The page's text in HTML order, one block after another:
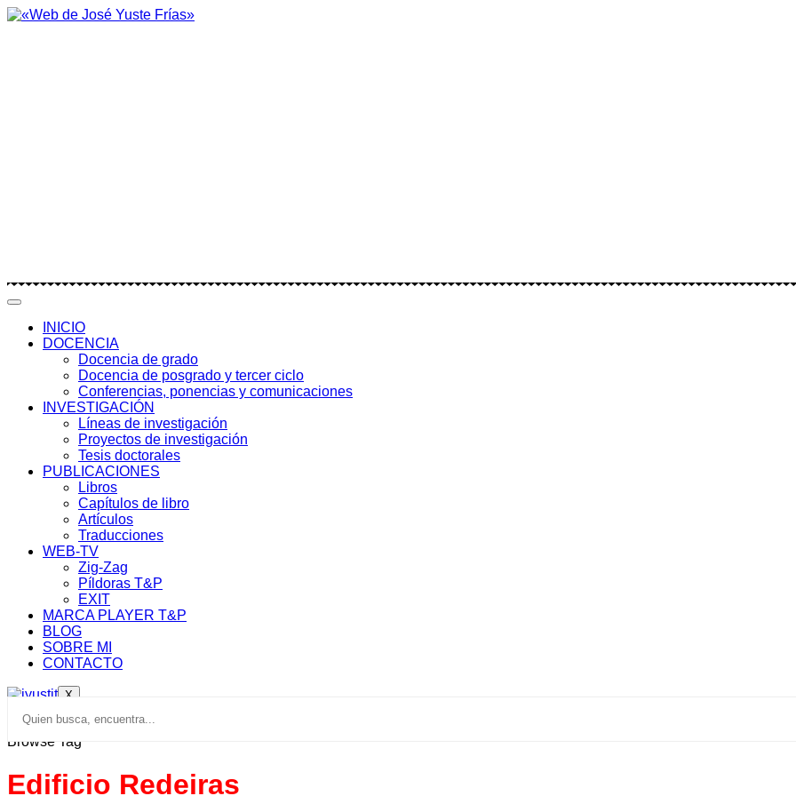
INICIO
DOCENCIA
Docencia de grado
Docencia de posgrado y tercer ciclo
Conferencias, ponencias y comunicaciones
INVESTIGACIÓN
Líneas de investigación
Proyectos de investigación
Tesis doctorales
PUBLICACIONES
Libros
Capítulos de libro
Artículos
Traducciones
WEB-TV
Zig-Zag
Píldoras T&P
EXIT
MARCA PLAYER T&P
BLOG
SOBRE MI
CONTACTO
X
Browse Tag
Edificio Redeiras